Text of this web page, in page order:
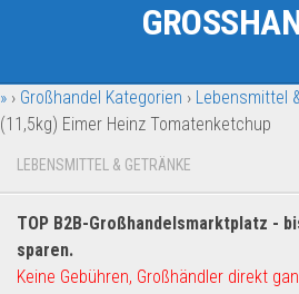
Fahrzeuge & Transport
Garten & Werkzeug
Geschäft, Büro & Schreibwaren
Geschenkartikel
Handy und Smartphone
Kosmetik & Pflege
» › Großhandel Kategorien › Lebensmittel
(11,5kg) Eimer Heinz Tomatenketchup
LEBENSMITTEL & GETRÄNKE
TOP B2B-Großhandelsmarktplatz -
sparen.
Keine Gebühren, Großhändler direkt